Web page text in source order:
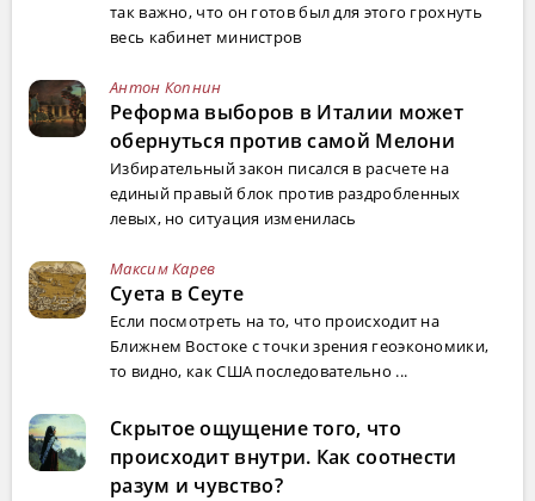
так важно, что он готов был для этого грохнуть
весь кабинет министров
Антон Копнин
Реформа выборов в Италии может
обернуться против самой Мелони
Избирательный закон писался в расчете на
единый правый блок против раздробленных
левых, но ситуация изменилась
Максим Карев
Суета в Сеуте
Если посмотреть на то, что происходит на
Ближнем Востоке с точки зрения геоэкономики,
то видно, как США последовательно ...
Скрытое ощущение того, что
происходит внутри. Как соотнести
разум и чувство?